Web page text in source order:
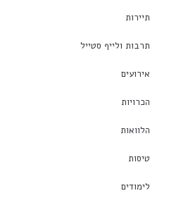
תיירות
תרבות ולייף סטייל
אירועים
הכרויות
הלוואות
טיסות
לימודים